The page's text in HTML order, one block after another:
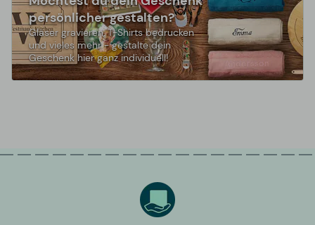
persönlicher gestalten?
Gläser gravieren, T-Shirts bedrucken
und vieles mehr - gestalte dein
Geschenk hier ganz individuell!